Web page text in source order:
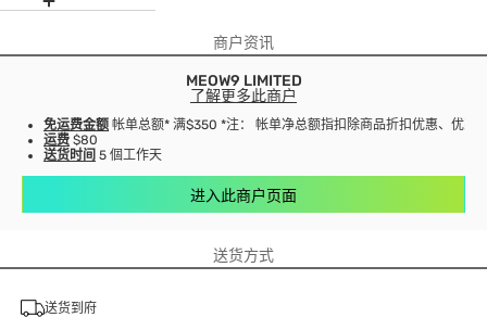
商户资讯
MEOW9 LIMITED
了解更多此商户
免运费金额 帐单总额* 满$350 *注： 帐单净总额指扣除商品折扣优惠、优惠
运费 $80
送货时间 5 個工作天
进入此商户页面
送货方式
送货到府